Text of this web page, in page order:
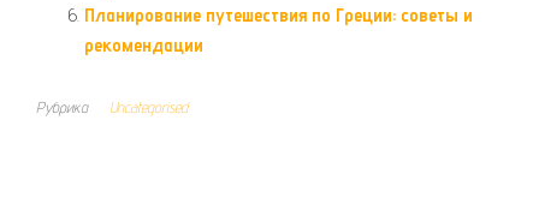
Планирование путешествия по Греции: советы и
рекомендации
Рубрика Uncategorised